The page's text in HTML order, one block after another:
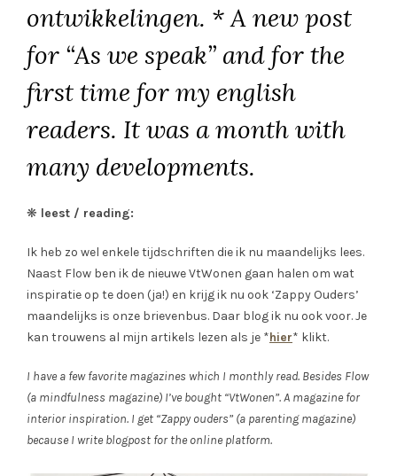
ontwikkelingen. * A new post
for “As we speak” and for the
first time for my english
readers. It was a month with
many developments.
❋ leest / reading:
Ik heb zo wel enkele tijdschriften die ik nu maandelijks lees.
Naast Flow ben ik de nieuwe VtWonen gaan halen om wat
inspiratie op te doen (ja!) en krijg ik nu ook ‘Zappy Ouders’
maandelijks is onze brievenbus. Daar blog ik nu ook voor. Je
kan trouwens al mijn artikels lezen als je *hier* klikt.
I have a few favorite magazines which I monthly read. Besides Flow
(a mindfulness magazine) I’ve bought “VtWonen”. A magazine for
interior inspiration. I get “Zappy ouders” (a parenting magazine)
because I write blogpost for the online platform.